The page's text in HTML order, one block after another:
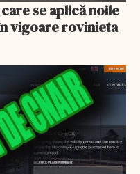
se aplică noile
vigoare rovinieta